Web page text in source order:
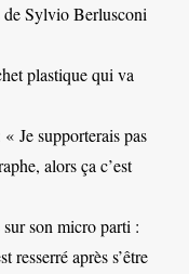
de Sylvio Berlusconi
plastique qui va
Je supporterais pas
alors ça c’est
son micro parti :
resserré après s’être